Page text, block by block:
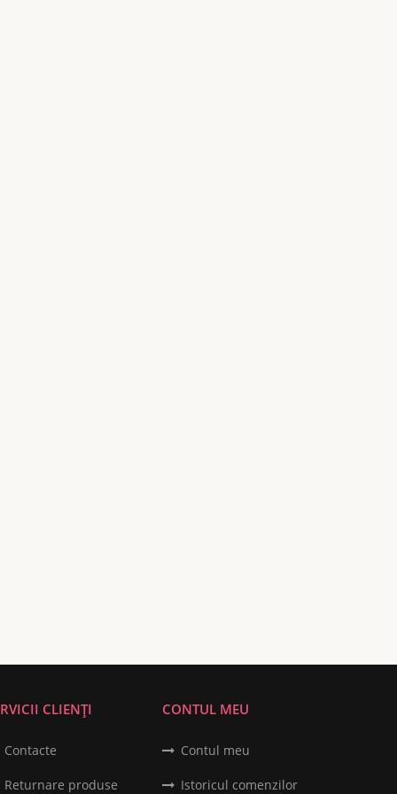
CLIENȚI
Contacte
Returnare produse
CONTUL MEU
Contul meu
Istoricul comenzilor